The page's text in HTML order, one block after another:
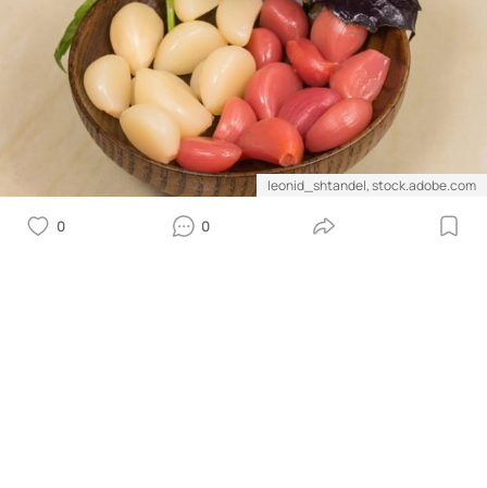
leonid_shtandel, stock.adobe.com
0 0